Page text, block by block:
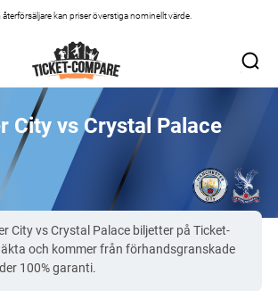
återförsäljare kan priser överstiga nominellt värde.
City vs Crystal Palace
City vs Crystal Palace biljetter på Ticket-
och kommer från förhandsgranskade
100% garanti.